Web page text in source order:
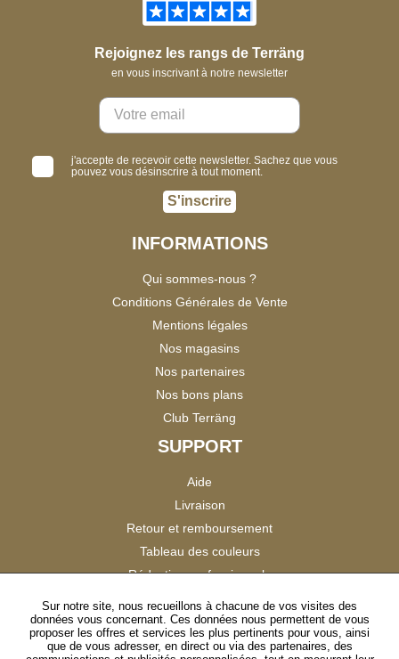
Rejoignez les rangs de Terräng
en vous inscrivant à notre newsletter
j'accepte de recevoir cette newsletter. Sachez que vous
pouvez vous désinscrire à tout moment.
S'inscrire
INFORMATIONS
Qui sommes-nous ?
Conditions Générales de Vente
Mentions légales
Nos magasins
Nos partenaires
Nos bons plans
Club Terräng
SUPPORT
Aide
Livraison
Retour et remboursement
Tableau des couleurs
Réduction professionnels
Satisfaction Clients
Sur notre site, nous recueillons à chacune de vos visites des
données vous concernant. Ces données nous permettent de vous
proposer les offres et services les plus pertinents pour vous, ainsi
que de vous adresser, en direct ou via des partenaires, des